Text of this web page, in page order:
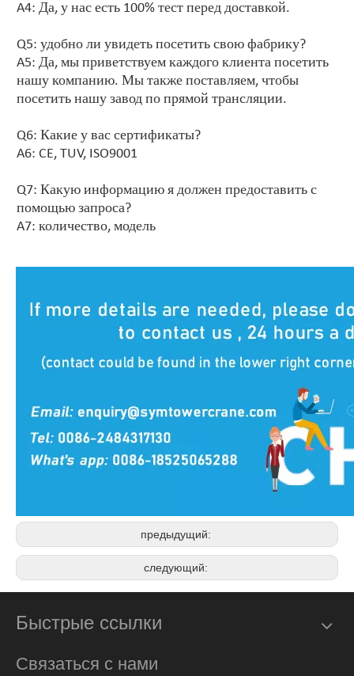
A4: Да, у нас есть 100% тест перед доставкой.
Q5: удобно ли увидеть посетить свою фабрику?
A5: Да, мы приветствуем каждого клиента посетить
нашу компанию. Мы также поставляем, чтобы
посетить нашу завод по прямой трансляции.
Q6: Какие у вас сертификаты?
A6: CE, TUV, ISO9001
Q7: Какую информацию я должен предоставить с
помощью запроса?
A7: количество, модель
предыдущий:
следующий:
Быстрые ссылки
Связаться с нами